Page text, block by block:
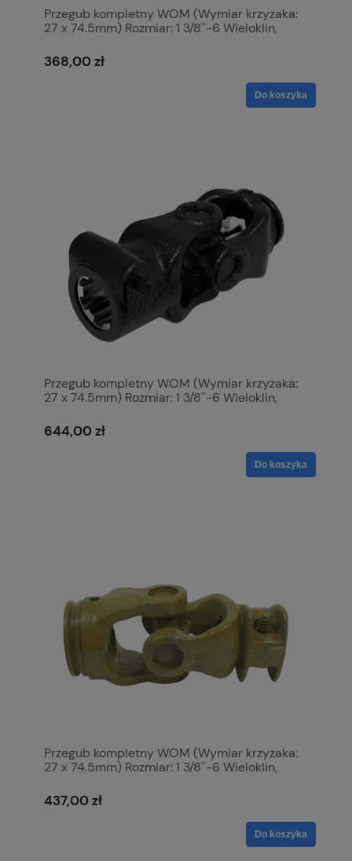
Przegub kompletny WOM (Wymiar krzyżaka:
27 x 74.5mm) Rozmiar: 1 3/8''-6 Wieloklin,
Referencyjny: Ov. S.6424
368,00 zł
Do koszyka
Przegub kompletny WOM (Wymiar krzyżaka:
27 x 74.5mm) Rozmiar: 1 3/8''-6 Wieloklin,
Referencyjny: 1. S.6430
644,00 zł
Do koszyka
Przegub kompletny WOM (Wymiar krzyżaka:
27 x 74.5mm) Rozmiar: 1 3/8''-6 Wieloklin,
4.5mm, Referencyjny: 1b. S.6490
437,00 zł
Do koszyka